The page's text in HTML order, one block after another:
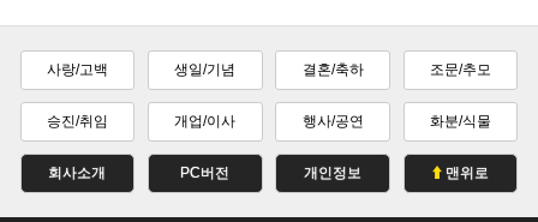
사랑/고백 생일/기념 결혼/축하 조문/추모
승진/취임 개업/이사 행사/공연 화분/식물
회사소개 PC버전 개인정보 맨위로